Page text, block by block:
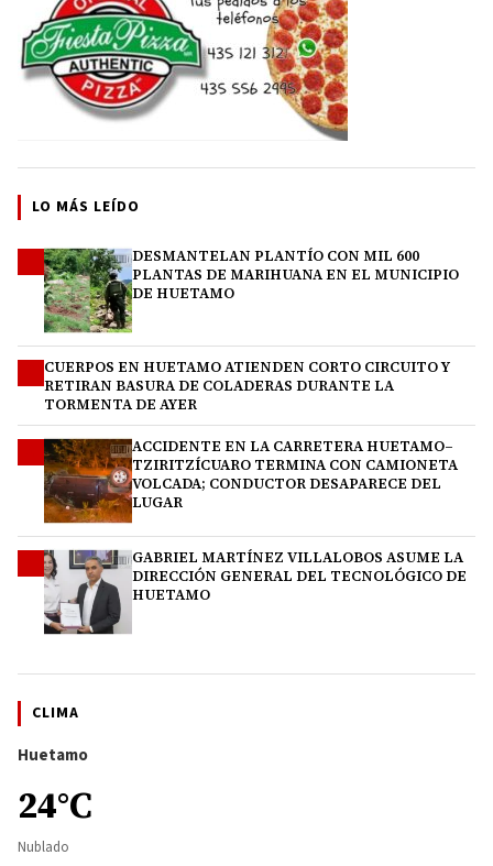
LO MÁS LEÍDO
DESMANTELAN PLANTÍO CON MIL 600
PLANTAS DE MARIHUANA EN EL MUNICIPIO
DE HUETAMO
CUERPOS EN HUETAMO ATIENDEN CORTO CIRCUITO Y
RETIRAN BASURA DE COLADERAS DURANTE LA
TORMENTA DE AYER
ACCIDENTE EN LA CARRETERA HUETAMO–
TZIRITZÍCUARO TERMINA CON CAMIONETA
VOLCADA; CONDUCTOR DESAPARECE DEL
LUGAR
GABRIEL MARTÍNEZ VILLALOBOS ASUME LA
DIRECCIÓN GENERAL DEL TECNOLÓGICO DE
HUETAMO
CLIMA
Huetamo
24°C
Nublado